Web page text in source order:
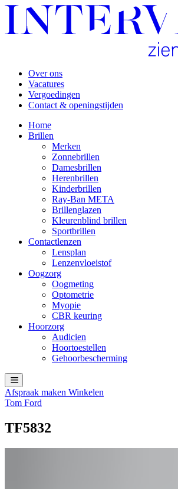
Over ons
Vacatures
Vergoedingen
Contact & openingstijden
Home
Brillen
Merken
Zonnebrillen
Damesbrillen
Herenbrillen
Kinderbrillen
Ray-Ban META
Brillenglazen
Kleurenblind brillen
Sportbrillen
Contactlenzen
Lensplan
Lenzenvloeistof
Oogzorg
Oogmeting
Optometrie
Myopie
CBR keuring
Hoorzorg
Audicien
Hoortoestellen
Gehoorbescherming
Afspraak maken Winkelen
Tom Ford
TF5832